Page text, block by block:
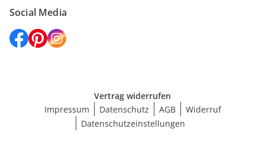
Social Media
Vertrag widerrufen
Impressum
Datenschutz AGB
Widerruf
Datenschutzeinstellungen